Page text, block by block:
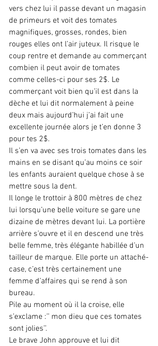
vers chez lui il passe devant un magasin
de primeurs et voit des tomates
magnifiques, grosses, rondes, bien
rouges elles ont l’air juteux. Il risque le
coup rentre et demande au commerçant
combien il peut avoir de tomates
comme celles-ci pour ses 2$. Le
commerçant voit bien qu’il est dans la
dèche et lui dit normalement à peine
deux mais aujourd’hui j’ai fait une
excellente journée alors je t’en donne 3
pour tes 2$.
Il s’en va avec ses trois tomates dans les
mains en se disant qu’au moins ce soir
les enfants auraient quelque chose à se
mettre sous la dent.
Il longe le trottoir à 800 mètres de chez
lui lorsqu’une belle voiture se gare une
dizaine de mètres devant lui. La portière
arrière s’ouvre et il en descend une très
belle femme, très élégante habillée d’un
tailleur de marque. Elle porte un attaché-
case, c’est très certainement une
femme d’affaires qui se rend à son
bureau.
Pile au moment où il la croise, elle
s’exclame :’’ mon dieu que ces tomates
sont jolies’’.
Le brave John approuve et lui dit